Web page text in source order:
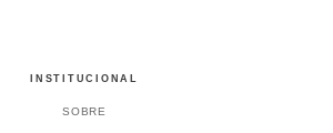
INSTITUCIONAL
SOBRE